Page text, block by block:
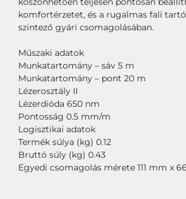
komfortérzetet, és a rugalmas fali
szintező gyári csomagolásában.
Műszaki adatok
Munkatartomány – sáv 5 m
Munkatartomány – pont 20 m
Lézerosztály II
Lézerdióda 650 nm
Pontosság 0.5 mm/m
Logisztikai adatok
Termék súlya (kg) 0.12
Bruttó súly (kg) 0.43
Egyedi csomagolás mérete 111 mm x